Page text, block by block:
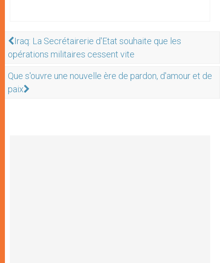
Iraq: La Secrétairerie d'Etat souhaite que les
opérations militaires cessent vite
Que s'ouvre une nouvelle ère de pardon, d'amour et de
paix